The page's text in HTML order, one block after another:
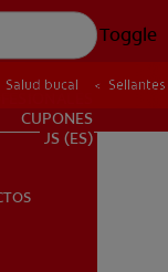
Toggle
CUPONES
US (ES)
Salud bucal